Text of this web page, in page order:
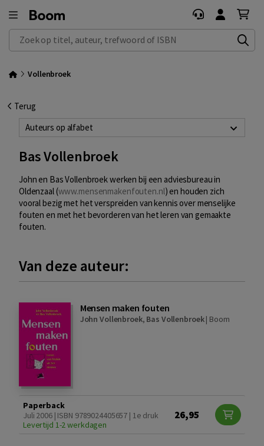
Zoek op titel, auteur, trefwoord of ISBN
Vollenbroek
Terug
Auteurs op alfabet
Bas Vollenbroek
John en Bas Vollenbroek werken bij een adviesbureau in
Oldenzaal (www.mensenmakenfouten.nl) en houden zich
vooral bezig met het verspreiden van kennis over menselijke
fouten en met het bevorderen van het leren van gemaakte
fouten.
Van deze auteur:
Mensen maken fouten
John Vollenbroek, Bas Vollenbroek| Boom
Paperback
Juli 2006 | ISBN 9789024405657 | 1e druk
Levertijd 1-2 werkdagen
26,95